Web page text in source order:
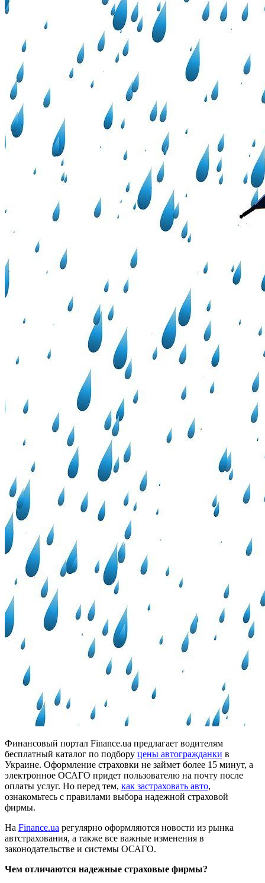
Финансовый портал Finance.ua предлагает водителям
бесплатный каталог по подбору цены автогражданки в
Украине. Оформление страховки не займет более 15 минут, а
электронное ОСАГО придет пользователю на почту после
оплаты услуг. Но перед тем, как застраховать авто,
ознакомьтесь с правилами выбора надежной страховой
фирмы.
На Finance.ua регулярно оформляются новости из рынка
автстрахования, а также все важные изменения в
законодательстве и системы ОСАГО.
Чем отличаются надежные страховые фирмы?